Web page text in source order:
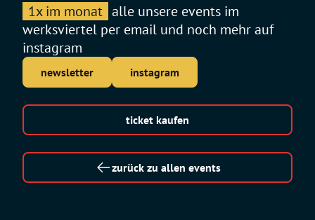
1x im monat alle unsere events im
werksviertel per email und noch mehr auf
instagram
newsletter instagram
ticket kaufen
zurück zu allen events